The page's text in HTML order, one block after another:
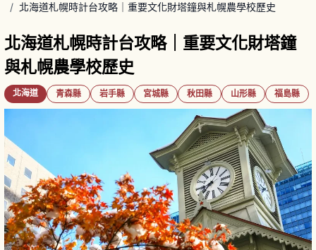
/ 北海道札幌時計台攻略｜重要文化財塔鐘與札幌農學校歷史
北海道札幌時計台攻略｜重要文化財塔鐘
與札幌農學校歷史
北海道 青森縣 岩手縣 宮城縣 秋田縣 山形縣 福島縣